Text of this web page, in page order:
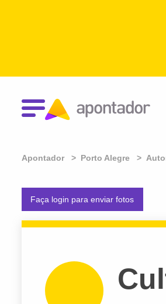
Apontador Porto Alegre
Faça login para enviar fotos